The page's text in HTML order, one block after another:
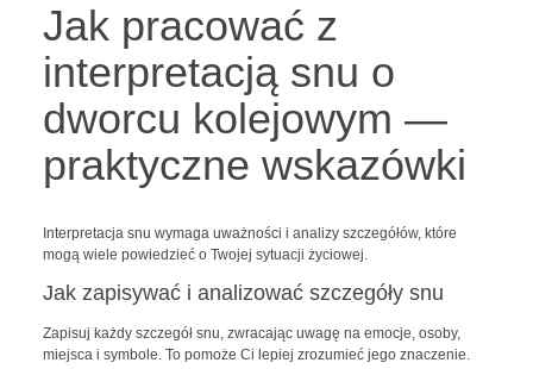
Jak pracować z
interpretacją snu o
dworcu kolejowym —
praktyczne wskazówki
Interpretacja snu wymaga uważności i analizy szczegółów, które
mogą wiele powiedzieć o Twojej sytuacji życiowej.
Jak zapisywać i analizować szczegóły snu
Zapisuj każdy szczegół snu, zwracając uwagę na emocje, osoby,
miejsca i symbole. To pomoże Ci lepiej zrozumieć jego znaczenie.